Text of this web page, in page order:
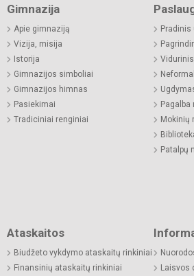
Gimnazija
Apie gimnaziją
Vizija, misija
Istorija
Gimnazijos simboliai
Gimnazijos himnas
Pasiekimai
Tradiciniai renginiai
Pradinis
Mokinių
Patalpų
Ataskaitos
Biudžeto vykdymo ataskaitų rinkiniai
Finansinių ataskaitų rinkiniai
Laisvos